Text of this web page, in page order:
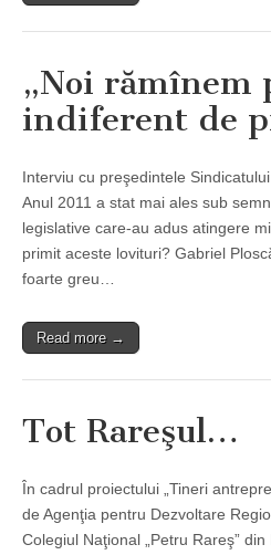
„Noi rămînem
indiferent de
Interviu cu preşedintele
Anul 2011 a stat mai ales sub
legislative care-au adus atingere
primit aceste lovituri? Gabriel
foarte greu…
Read more →
Tot Rareşul…
În cadrul proiectului „Tineri
de Agenţia pentru Dezvoltare
Colegiul Naţional „Petru Rareş”